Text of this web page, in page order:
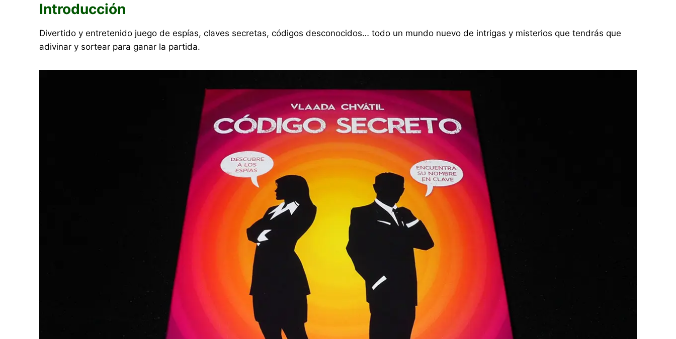
Introducción
Divertido y entretenido juego de espías, claves secretas, códigos desconocidos… todo un mundo nuevo de intrigas y misterios que tendrás que
adivinar y sortear para ganar la partida.